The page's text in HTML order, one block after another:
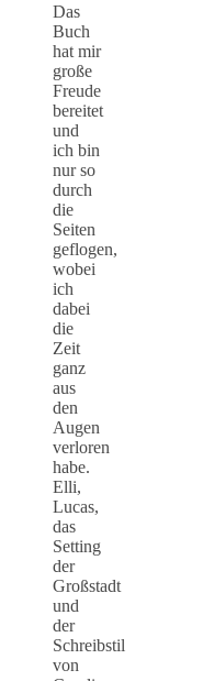
Das
Buch
hat mir
große
Freude
bereitet
und
ich bin
nur so
durch
die
Seiten
geflogen,
wobei
ich
dabei
die
Zeit
ganz
aus
den
Augen
verloren
habe.
Elli,
Lucas,
das
Setting
der
Großstadt
und
der
Schreibstil
von